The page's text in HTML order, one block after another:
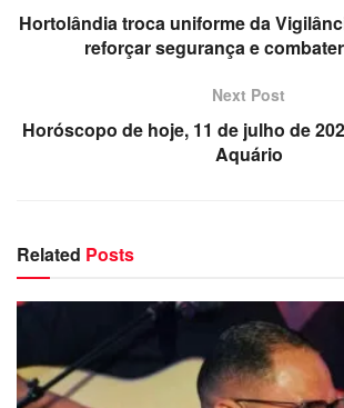
Hortolândia troca uniforme da
reforçar segurança e
Next Post
Horóscopo de hoje, 11 de julho de
Aquário
Related Posts